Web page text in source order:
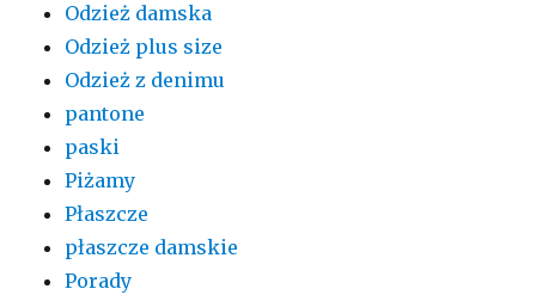
Odzież damska
Odzież plus size
Odzież z denimu
pantone
paski
Piżamy
Płaszcze
płaszcze damskie
Porady